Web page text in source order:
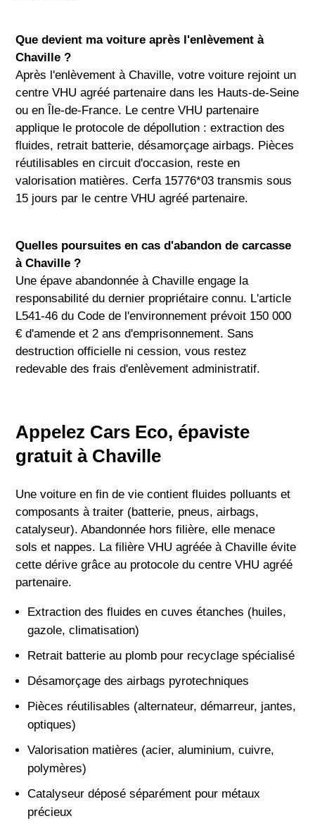
Que devient ma voiture après l'enlèvement à
Chaville ?
Après l'enlèvement à Chaville, votre voiture rejoint un
centre VHU agréé partenaire dans les Hauts-de-Seine
ou en Île-de-France. Le centre VHU partenaire
applique le protocole de dépollution : extraction des
fluides, retrait batterie, désamorçage airbags. Pièces
réutilisables en circuit d'occasion, reste en
valorisation matières. Cerfa 15776*03 transmis sous
15 jours par le centre VHU agréé partenaire.
Quelles poursuites en cas d'abandon de carcasse
à Chaville ?
Une épave abandonnée à Chaville engage la
responsabilité du dernier propriétaire connu. L'article
L541-46 du Code de l'environnement prévoit 150 000
€ d'amende et 2 ans d'emprisonnement. Sans
destruction officielle ni cession, vous restez
redevable des frais d'enlèvement administratif.
Appelez Cars Eco, épaviste
gratuit à Chaville
Une voiture en fin de vie contient fluides polluants et
composants à traiter (batterie, pneus, airbags,
catalyseur). Abandonnée hors filière, elle menace
sols et nappes. La filière VHU agréée à Chaville évite
cette dérive grâce au protocole du centre VHU agréé
partenaire.
Extraction des fluides en cuves étanches (huiles,
gazole, climatisation)
Retrait batterie au plomb pour recyclage spécialisé
Désamorçage des airbags pyrotechniques
Pièces réutilisables (alternateur, démarreur, jantes,
optiques)
Valorisation matières (acier, aluminium, cuivre,
polymères)
Catalyseur déposé séparément pour métaux
précieux